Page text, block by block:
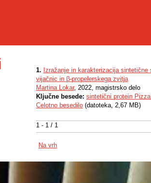
1 - 1 / 1
1. Izražanje in karakterizacija
vijačnic in β-propelerskega zvitja
Martina Lokar, 2022, magistrsko delo
Ključne besede: sintetični protein
Celotno besedilo (datoteka, 2,67 MB)
Na vrh